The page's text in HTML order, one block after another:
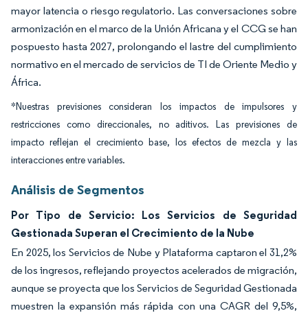
mayor latencia o riesgo regulatorio. Las conversaciones sobre
armonización en el marco de la Unión Africana y el CCG se han
pospuesto hasta 2027, prolongando el lastre del cumplimiento
normativo en el mercado de servicios de TI de Oriente Medio y
África.
*Nuestras previsiones consideran los impactos de impulsores y
restricciones como direccionales, no aditivos. Las previsiones de
impacto reflejan el crecimiento base, los efectos de mezcla y las
interacciones entre variables.
Análisis de Segmentos
Por Tipo de Servicio: Los Servicios de Seguridad
Gestionada Superan el Crecimiento de la Nube
En 2025, los Servicios de Nube y Plataforma captaron el 31,2%
de los ingresos, reflejando proyectos acelerados de migración,
aunque se proyecta que los Servicios de Seguridad Gestionada
muestren la expansión más rápida con una CAGR del 9,5%,